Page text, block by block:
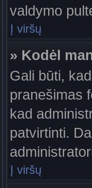
valdymo
Į viršų
» Kodėl
Gali būti,
pranešimas
kad
patvirtinti.
Į viršų